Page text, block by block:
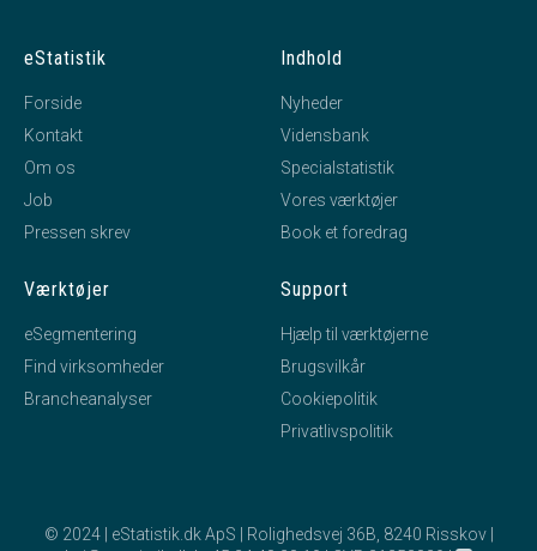
virksomheden.
tiltrådte som stifter af
tiltrådte som medlem af
tiltrådte som direktør for
tiltrådte som stifter af
eStatistik
Forside
Kontakt
Om os
Job
Pressen skrev
Indhold
Nyheder
Vidensbank
Specialstatistik
Vores værktøjer
Book et foredrag
Værktøjer
eSegmentering
Find virksomheder
Brancheanalyser
Support
Hjælp til værktøjerne
Brugsvilkår
Cookiepolitik
Privatlivspolitik
© 2024 | eStatistik.dk ApS | Rolighedsvej 36B, 8240 Risskov |